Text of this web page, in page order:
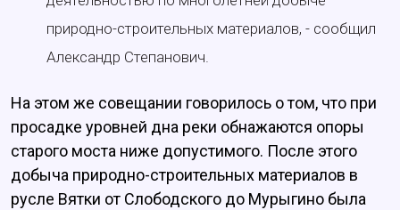
природно-строительных материалов, - сообщил
Александр Степанович.
На этом же совещании говорилось о том, что при
просадке уровней дна реки обнажаются опоры
старого моста ниже допустимого. После этого
добыча природно-строительных материалов в
русле Вятки от Слободского до Мурыгино была